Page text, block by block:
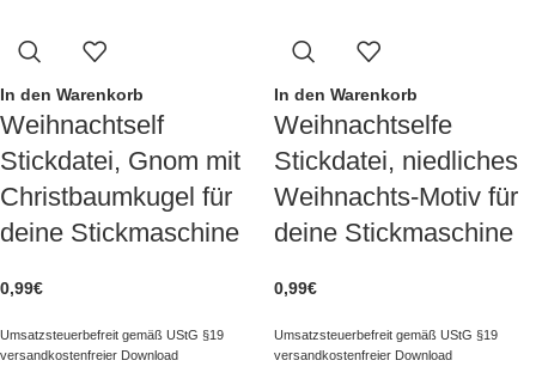
In den Warenkorb
Weihnachtself
Stickdatei, Gnom mit
Christbaumkugel für
deine Stickmaschine
0,99€
Umsatzsteuerbefreit gemäß UStG §19
versandkostenfreier Download
In den Warenkorb
Weihnachtselfe
Stickdatei, niedliches
Weihnachts-Motiv für
deine Stickmaschine
0,99€
Umsatzsteuerbefreit gemäß UStG §19
versandkostenfreier Download